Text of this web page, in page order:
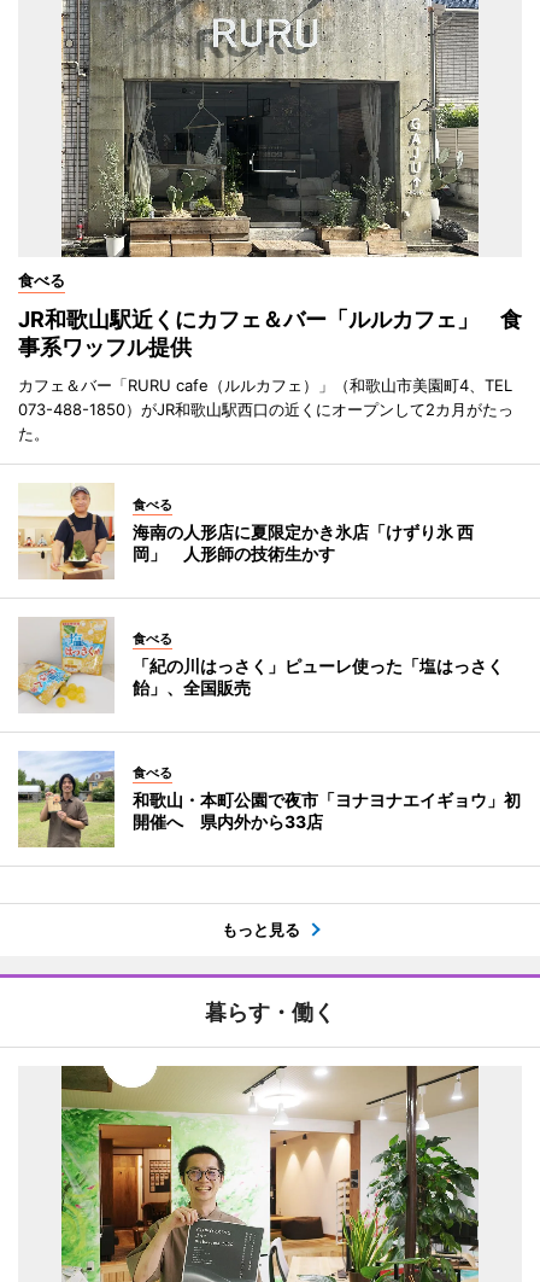
食べる
JR和歌山駅近くにカフェ＆バー「ルルカフェ」 食
事系ワッフル提供
カフェ＆バー「RURU cafe（ルルカフェ）」（和歌山市美園町4、TEL
073-488-1850）がJR和歌山駅西口の近くにオープンして2カ月がたっ
た。
食べる
海南の人形店に夏限定かき氷店「けずり氷 西
岡」 人形師の技術生かす
食べる
「紀の川はっさく」ピューレ使った「塩はっさく
飴」、全国販売
食べる
和歌山・本町公園で夜市「ヨナヨナエイギョウ」初
開催へ 県内外から33店
もっと見る
暮らす・働く